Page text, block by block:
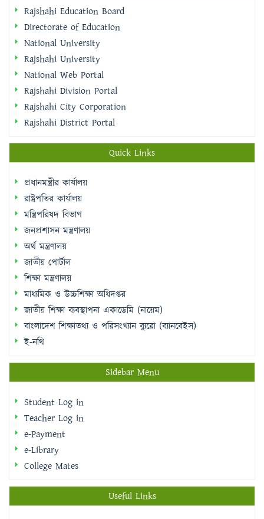
Rajshahi University
National Web Portal
Rajshahi Division Portal
Rajshahi City Corporation
Rajshahi District Portal
Quick Links
প্রধানমন্ত্রীর কার্যালয়
জনপ্রশাসন মন্ত্রণালয়
অর্থ মন্ত্রণালয়
জাতীয় পোর্টাল
শিক্ষা মন্ত্রণালয়
মাধ্যমিক ও উচ্চশিক্ষা অধিদপ্তর
জাতীয় শিক্ষা ব্যবস্থাপনা একাডেমি (নায়েম)
বাংলাদেশ শিক্ষাতথ্য ও পরিসংখ্যান ব্যুরো (ব্যানবেইস)
ই-নথি
Sidebar Menu
Student Log in
e-Library
College Mates
National Web Portal